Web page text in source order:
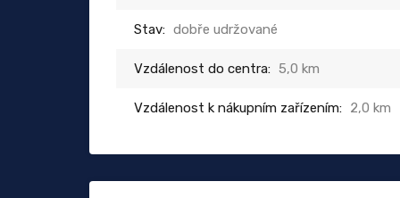
Stav: dobře udržované
Vzdálenost do centra: 5,0 km
Vzdálenost k nákupním zařízením: 2,0 km